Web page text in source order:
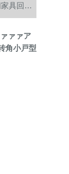
具回转
ァァア
角小戸型